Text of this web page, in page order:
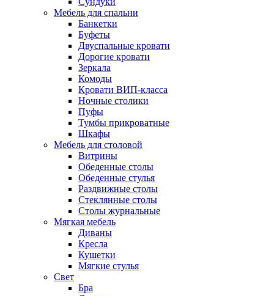
Мебель для спальни
Банкетки
Буфеты
Двуспальные кровати
Дорогие кровати
Зеркала
Комоды
Кровати ВИП-класса
Ночные столики
Пуфы
Тумбы прикроватные
Шкафы
Мебель для столовой
Витрины
Обеденные столы
Обеденные стулья
Раздвижные столы
Стеклянные столы
Столы журнальные
Мягкая мебель
Диваны
Кресла
Кушетки
Мягкие стулья
Свет
Бра